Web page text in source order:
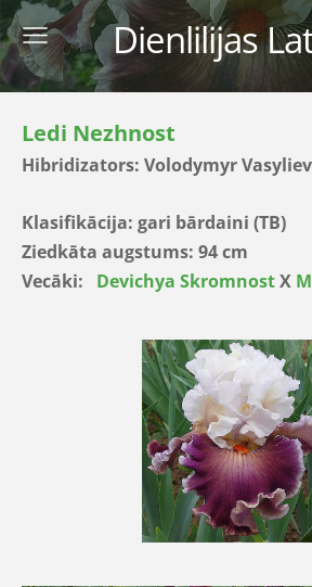
Dienlilijas
Ledi Nezhnost
Hibridizators: Volodymyr Vasyliev
Klasifikācija: gari bārdaini (TB)
Ziedkāta augstums: 94 cm
Vecāki: Devichya SkromnostX